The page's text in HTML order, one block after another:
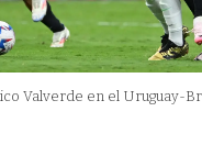
Valverde en el Uruguay-